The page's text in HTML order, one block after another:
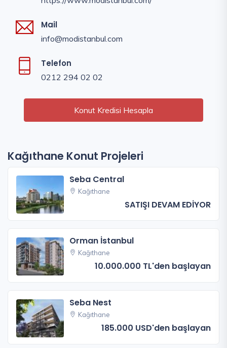
Mail
info@modistanbul.com
Telefon
0212 294 02 02
Konut Kredisi Hesapla
Kağıthane Konut Projeleri
Seba Central
Kağıthane
SATIŞI DEVAM EDİYOR
Orman İstanbul
Kağıthane
10.000.000 TL'den başlayan
Seba Nest
Kağıthane
185.000 USD'den başlayan